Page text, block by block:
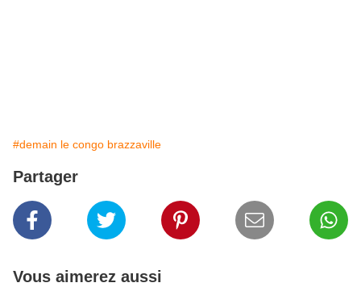
#demain le congo brazzaville
Partager
Vous aimerez aussi